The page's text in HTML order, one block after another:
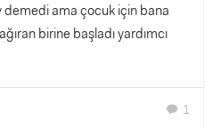
ama çocuk için bana
birine başladı yardımcı
chat 1